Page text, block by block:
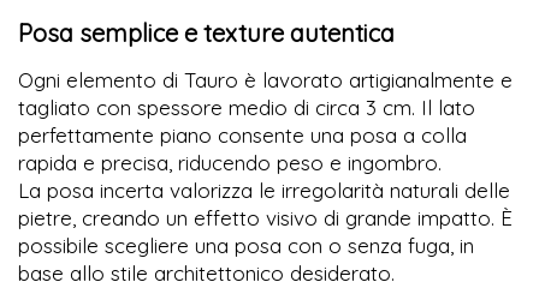
Posa semplice e texture autentica
Ogni elemento di Tauro è lavorato artigianalmente e
tagliato con spessore medio di circa 3 cm. Il lato
perfettamente piano consente una posa a colla
rapida e precisa, riducendo peso e ingombro.
La posa incerta valorizza le irregolarità naturali delle
pietre, creando un effetto visivo di grande impatto. È
possibile scegliere una posa con o senza fuga, in
base allo stile architettonico desiderato.